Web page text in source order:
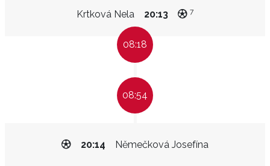
Krtková Nela 20:13 7
08:18
08:54
Němečková Josefína
20:14